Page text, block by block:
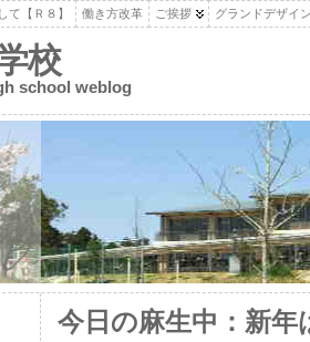
て【Ｒ８】 働き方改革 ご挨拶 グランドデザイ
校
school weblog
今日の麻生中：新